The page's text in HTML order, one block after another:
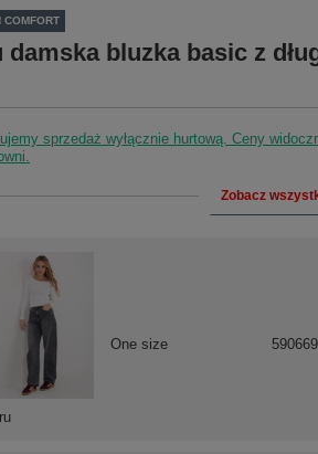
COMFORT
damska bluzka basic z
sprzedaż wyłącznie hurtową. Ceny
Zobacz
One size